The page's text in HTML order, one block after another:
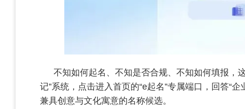
不知如何起名、不知是否合规、不知如何填报，
记”系统，点击进入首页的“e起名”专属端口，回答“
兼具创意与文化寓意的名称候选。